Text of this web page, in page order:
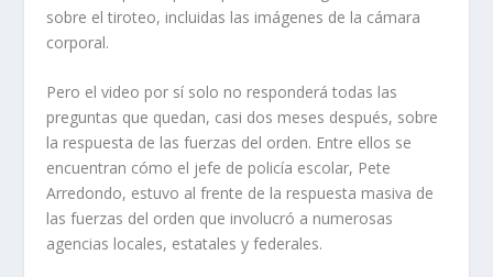
sobre el tiroteo, incluidas las imágenes de la cámara
corporal.
Pero el video por sí solo no responderá todas las
preguntas que quedan, casi dos meses después, sobre
la respuesta de las fuerzas del orden. Entre ellos se
encuentran cómo el jefe de policía escolar, Pete
Arredondo, estuvo al frente de la respuesta masiva de
las fuerzas del orden que involucró a numerosas
agencias locales, estatales y federales.